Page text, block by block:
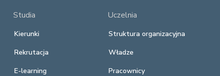
Studia
Kierunki
Rekrutacja
E-learning
Uczelnia
Struktura organizacyjna
Władze
Pracownicy